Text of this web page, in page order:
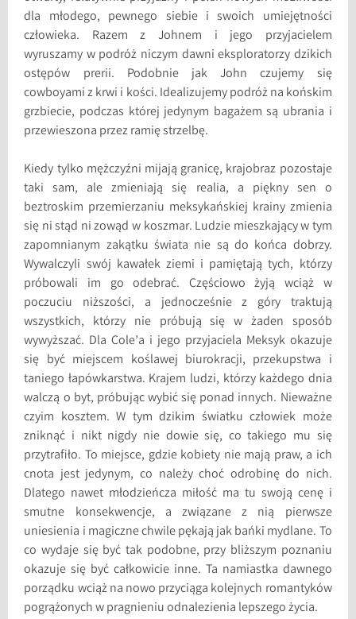
dla młodego, pewnego siebie i swoich umiejętności
człowieka. Razem z Johnem i jego przyjacielem
wyruszamy w podróż niczym dawni eksploratorzy dzikich
ostępów prerii. Podobnie jak John czujemy się
cowboyami z krwi i kości. Idealizujemy podróż na końskim
grzbiecie, podczas której jedynym bagażem są ubrania i
przewieszona przez ramię strzelbę.
Kiedy tylko mężczyźni mijają granicę, krajobraz pozostaje
taki sam, ale zmieniają się realia, a piękny sen o
beztroskim przemierzaniu meksykańskiej krainy zmienia
się ni stąd ni zowąd w koszmar. Ludzie mieszkający w tym
zapomnianym zakątku świata nie są do końca dobrzy.
Wywalczyli swój kawałek ziemi i pamiętają tych, którzy
próbowali im go odebrać. Częściowo żyją wciąż w
poczuciu niższości, a jednocześnie z góry traktują
wszystkich, którzy nie próbują się w żaden sposób
wywyższać. Dla Cole’a i jego przyjaciela Meksyk okazuje
się być miejscem koślawej biurokracji, przekupstwa i
taniego łapówkarstwa. Krajem ludzi, którzy każdego dnia
walczą o byt, próbując wybić się ponad innych. Nieważne
czyim kosztem. W tym dzikim światku człowiek może
zniknąć i nikt nigdy nie dowie się, co takiego mu się
przytrafiło. To miejsce, gdzie kobiety nie mają praw, a ich
cnota jest jedynym, co należy choć odrobinę do nich.
Dlatego nawet młodzieńcza miłość ma tu swoją cenę i
smutne konsekwencje, a związane z nią pierwsze
uniesienia i magiczne chwile pękają jak bańki mydlane. To
co wydaje się być tak podobne, przy bliższym poznaniu
okazuje się być całkowicie inne. Ta namiastka dawnego
porządku wciąż na nowo przyciąga kolejnych romantyków
pogrążonych w pragnieniu odnalezienia lepszego życia.